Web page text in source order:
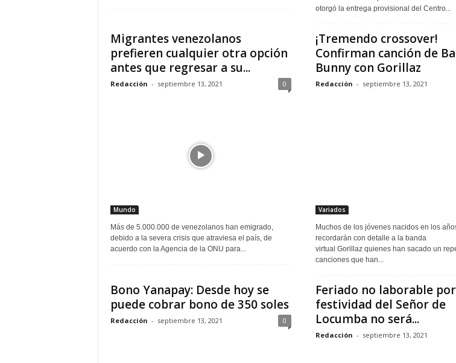
otorgó la entrega provisional del Centro...
Migrantes venezolanos
prefieren cualquier otra opción
antes que regresar a su...
Redacción - septiembre 13, 2021 0
Mundo
Más de 5.000.000 de venezolanos han emigrado,
debido a la severa crisis que atraviesa el país, de
acuerdo con la Agencia de la ONU para...
¡Tremendo crossover!
Confirman canción de
Bunny con Gorillaz
Redacción - septiembre 13, 2021
Variados
Muchos de los jóvenes nacidos en los
recordarán con detalle a la banda
virtual Gorillaz quienes han sacado un
canciones que han...
Bono Yanapay: Desde hoy se
puede cobrar bono de 350 soles
Redacción - septiembre 13, 2021 0
Feriado no laborable por
festividad del Señor de
Locumba no será...
Redacción - septiembre 13, 2021